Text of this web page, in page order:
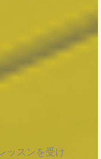
ッスンを受け